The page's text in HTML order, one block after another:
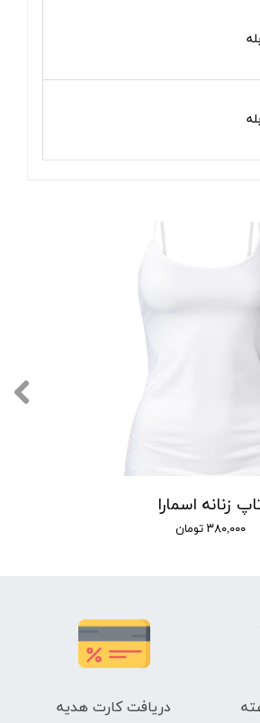
بله
بله
زنانه اسمارا
۳۸۰,۰۰۰ تومان
دریافت کارت هدیه